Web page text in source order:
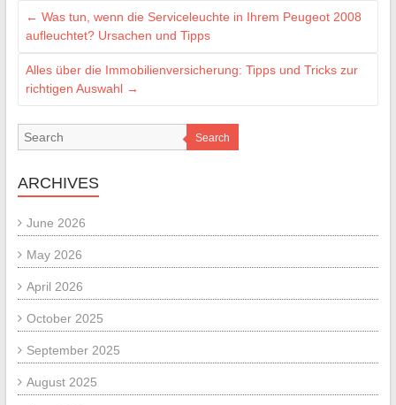
← Was tun, wenn die Serviceleuchte in Ihrem Peugeot 2008
aufleuchtet? Ursachen und Tipps
Alles über die Immobilienversicherung: Tipps und Tricks zur
richtigen Auswahl →
Search
ARCHIVES
June 2026
May 2026
April 2026
October 2025
September 2025
August 2025